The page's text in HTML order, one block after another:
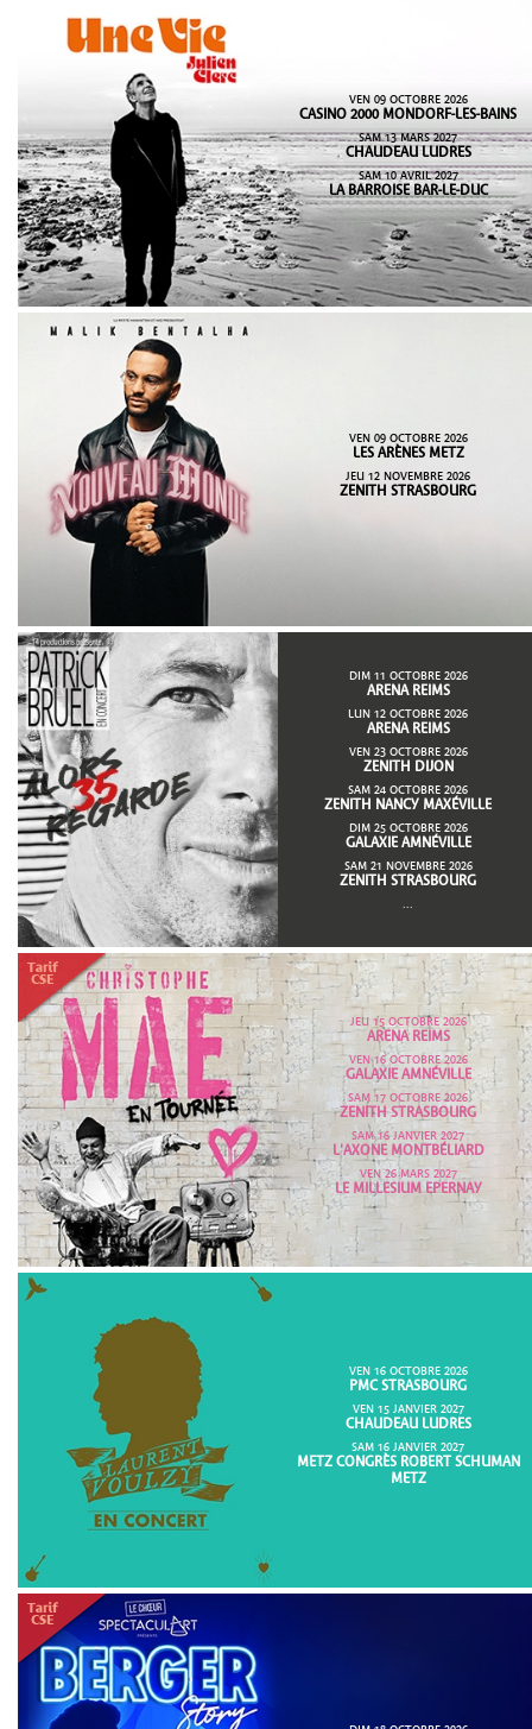
VEN 09 OCTOBRE 2026
CASINO 2000 MONDORF-LES-BAINS
SAM 13 MARS 2027
CHAUDEAU LUDRES
SAM 10 AVRIL 2027
LA BARROISE BAR-LE-DUC
VEN 09 OCTOBRE 2026
LES ARÈNES METZ
JEU 12 NOVEMBRE 2026
ZENITH STRASBOURG
DIM 11 OCTOBRE 2026
ARENA REIMS
LUN 12 OCTOBRE 2026
ARENA REIMS
VEN 23 OCTOBRE 2026
ZENITH DIJON
SAM 24 OCTOBRE 2026
ZENITH NANCY MAXÉVILLE
DIM 25 OCTOBRE 2026
GALAXIE AMNÉVILLE
SAM 21 NOVEMBRE 2026
ZENITH STRASBOURG
JEU 15 OCTOBRE 2026
ARENA REIMS
VEN 16 OCTOBRE 2026
GALAXIE AMNÉVILLE
SAM 17 OCTOBRE 2026
ZENITH STRASBOURG
SAM 16 JANVIER 2027
L'AXONE MONTBÉLIARD
VEN 26 MARS 2027
LE MILLESIUM EPERNAY
VEN 16 OCTOBRE 2026
PMC STRASBOURG
VEN 15 JANVIER 2027
CHAUDEAU LUDRES
SAM 16 JANVIER 2027
METZ CONGRÈS ROBERT SCHUMAN
METZ